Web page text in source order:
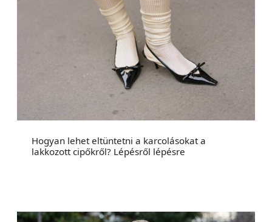
Hogyan lehet eltüntetni a karcolásokat a
lakkozott cipőkről? Lépésről lépésre